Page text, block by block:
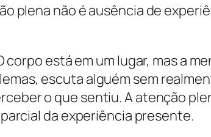
não é ausência de
está em um lugar, mas a
escuta alguém sem
o que sentiu. A atenção
da experiência presente.